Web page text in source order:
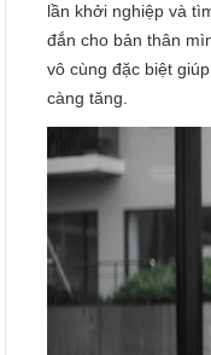
lần khởi nghiệp và
đắn cho bản thân
vô cùng đặc biệt
càng tăng.